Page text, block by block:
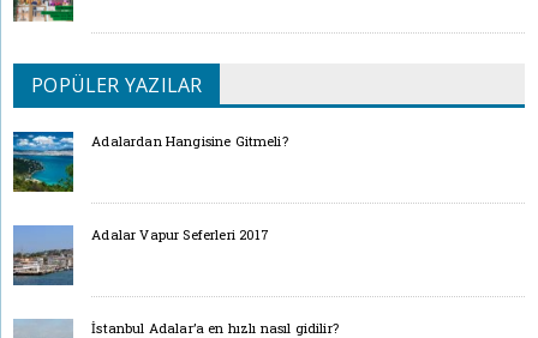
POPÜLER YAZILAR
Adalardan Hangisine Gitmeli?
Adalar Vapur Seferleri 2017
İstanbul Adalar’a en hızlı nasıl gidilir?